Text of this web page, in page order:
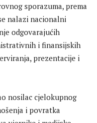
sporazuma, prema
nalazi nacionalni
odgovarajućih
i finansijskih
prezentacije i
nosilac cjelokupnog
i povratka